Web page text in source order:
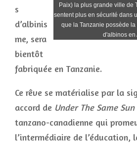
Paix) la plus grande ville de
sentent plus en sécurité dans
que la Tanzanie possède
d'albinos en
s
d’albinis
me, sera
bientôt
fabriquée en Tanzanie.
Ce rêve se matérialise par la
accord de Under The Same Sun
tanzano-canadienne qui
l’intermédiaire de l’éducation,